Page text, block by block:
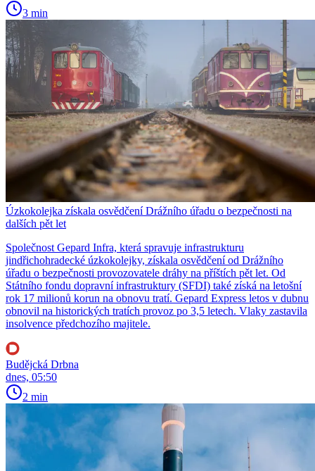
3 min
Úzkokolejka získala osvědčení Drážního úřadu o bezpečnosti na
dalších pět let
Společnost Gepard Infra, která spravuje infrastrukturu
jindřichohradecké úzkokolejky, získala osvědčení od Drážního
úřadu o bezpečnosti provozovatele dráhy na příštích pět let. Od
Státního fondu dopravní infrastruktury (SFDI) také získá na letošní
rok 17 milionů korun na obnovu tratí. Gepard Express letos v dubnu
obnovil na historických tratích provoz po 3,5 letech. Vlaky zastavila
insolvence předchozího majitele.
Budějcká Drbna
dnes, 05:50
2 min